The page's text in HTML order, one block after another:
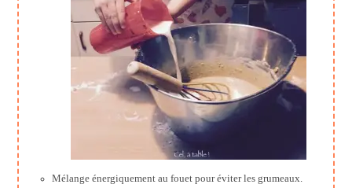
Mélange énergiquement au fouet pour éviter les grumeaux.